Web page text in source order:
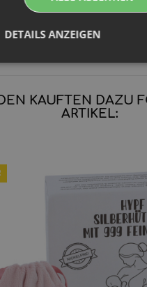
KAUFTEN DAZU
ARTIKEL:
DETAILS ANZEIGEN